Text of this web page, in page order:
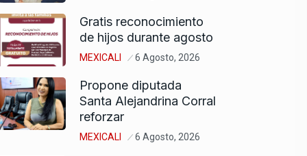
Gratis reconocimiento
de hijos durante agosto
MEXICALI 6 Agosto, 2026
Propone diputada
Santa Alejandrina Corral
reforzar
MEXICALI 6 Agosto, 2026